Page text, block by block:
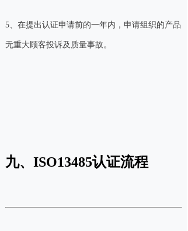
5、在提出认证申请前的一年内，申请组织的产品
无重大顾客投诉及质量事故。
九、ISO13485认证流程